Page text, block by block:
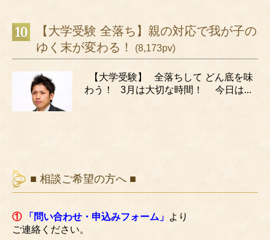
【大学受験 全落ち】親の対応で我が子の
ゆく末が変わる！
(8,173pv)
【大学受験】 全落ちして どん底を味
わう！ 3月は大切な時間！ 今日は...
■ 相談ご希望の方へ ■
① 「問い合わせ・申込みフォーム」 より
ご連絡ください。